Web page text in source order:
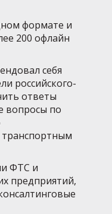
формате и
200 офлайн
себя
российского-
ответы
вопросы по
транспортным
ФТС и
предприятий,